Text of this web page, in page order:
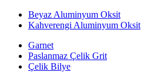
Beyaz Aluminyum Oksit
Kahverengi Aluminyum Oksit
Garnet
Paslanmaz Çelik Grit
Çelik Bilye